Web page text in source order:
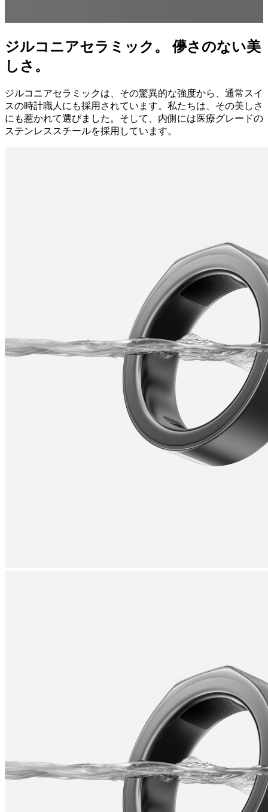
ジルコニアセラミック。 儚さのない美
しさ。
ジルコニアセラミックは、その驚異的な強度から、通常スイ
スの時計職人にも採用されています。私たちは、その美しさ
にも惹かれて選びました。そして、内側には医療グレードの
ステンレススチールを採用しています。